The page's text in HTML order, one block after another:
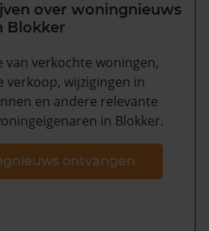
over woningnieuws
Blokker
van verkochte woningen,
verkoop, wijzigingen in
en andere relevante
in Blokker.
ontvangen